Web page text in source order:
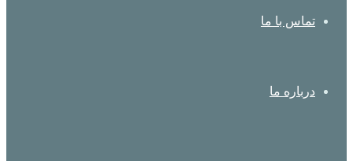
تماس با ما
درباره ما